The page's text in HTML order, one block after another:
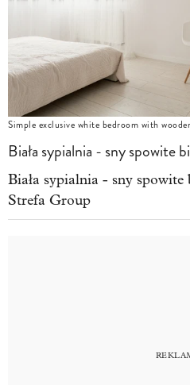
Simple exclusive white bedroom with
Biała sypialnia - sny spowite
Biała sypialnia - sny
Strefa Group